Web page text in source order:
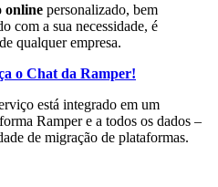
online personalizado, bem
com a sua necessidade, é
qualquer empresa.
o Chat da Ramper!
está integrado em um
Ramper e a todos os dados –
de migração de plataformas.